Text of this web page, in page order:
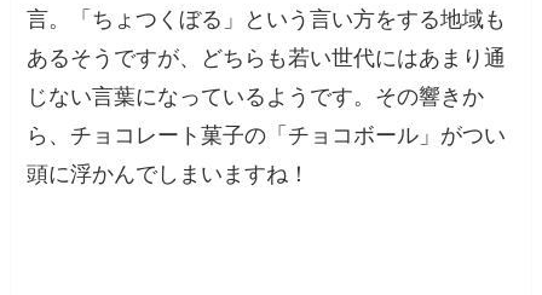
言。「ちょつくぼる」という言い方をする地域も
あるそうですが、どちらも若い世代にはあまり通
じない言葉になっているようです。その響きか
ら、チョコレート菓子の「チョコボール」がつい
頭に浮かんでしまいますね！